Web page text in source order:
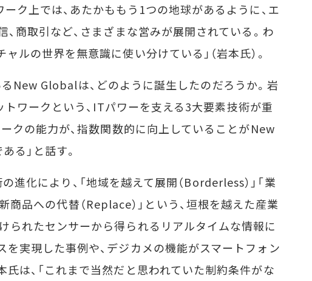
ク上では、あたかももう1つの地球があるように、エ
、商取引など、さまざまな営みが展開されている。わ
ルの世界を無意識に使い分けている」（岩本氏）。
New Globalは、どのように誕生したのだろうか。岩
トワークという、ITパワーを支える3大要素技術が重
ークの能力が、指数関数的に向上していることがNew
る」と話す。
化により、「地域を越えて展開（Borderless）」「業
商品への代替（Replace）」という、垣根を越えた産業
られたセンサーから得られるリアルタイムな情報に
を実現した事例や、デジカメの機能がスマートフォン
氏は、「これまで当然だと思われていた制約条件がな